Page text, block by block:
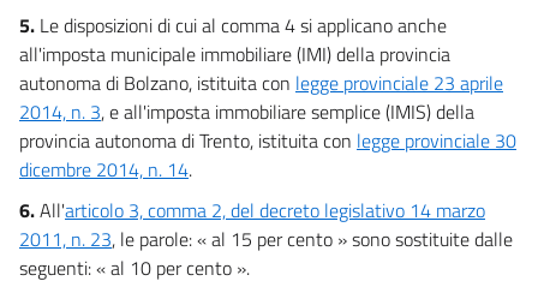
5. Le disposizioni di cui al comma 4 si applicano anche
all'imposta municipale immobiliare (IMI) della provincia
autonoma di Bolzano, istituita con legge provinciale 23 aprile
2014, n. 3, e all'imposta immobiliare semplice (IMIS) della
provincia autonoma di Trento, istituita con legge provinciale 30
dicembre 2014, n. 14.
6.All'articolo 3, comma 2, del decreto legislativo 14 marzo
2011, n. 23, le parole: « al 15 per cento » sono sostituite dalle
seguenti: « al 10 per cento ».